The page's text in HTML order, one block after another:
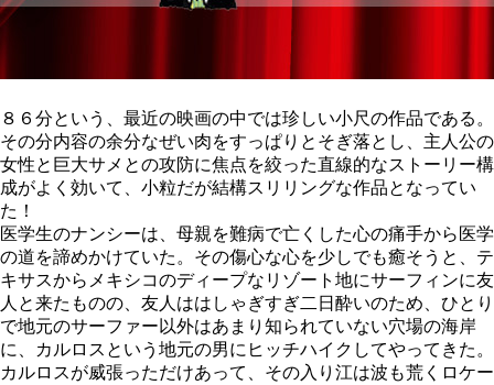
８６分という、最近の映画の中では珍しい小尺の作品である。
その分内容の余分なぜい肉をすっぱりとそぎ落とし、主人公の
女性と巨大サメとの攻防に焦点を絞った直線的なストーリー構
成がよく効いて、小粒だが結構スリリングな作品となってい
た！
医学生のナンシーは、母親を難病で亡くした心の痛手から医学
の道を諦めかけていた。その傷心な心を少しでも癒そうと、テ
キサスからメキシコのディープなリゾート地にサーフィンに友
人と来たものの、友人ははしゃぎすぎ二日酔いのため、ひとり
で地元のサーファー以外はあまり知られていない穴場の海岸
に、カルロスという地元の男にヒッチハイクしてやってきた。
カルロスが威張っただけあって、その入り江は波も荒くロケー